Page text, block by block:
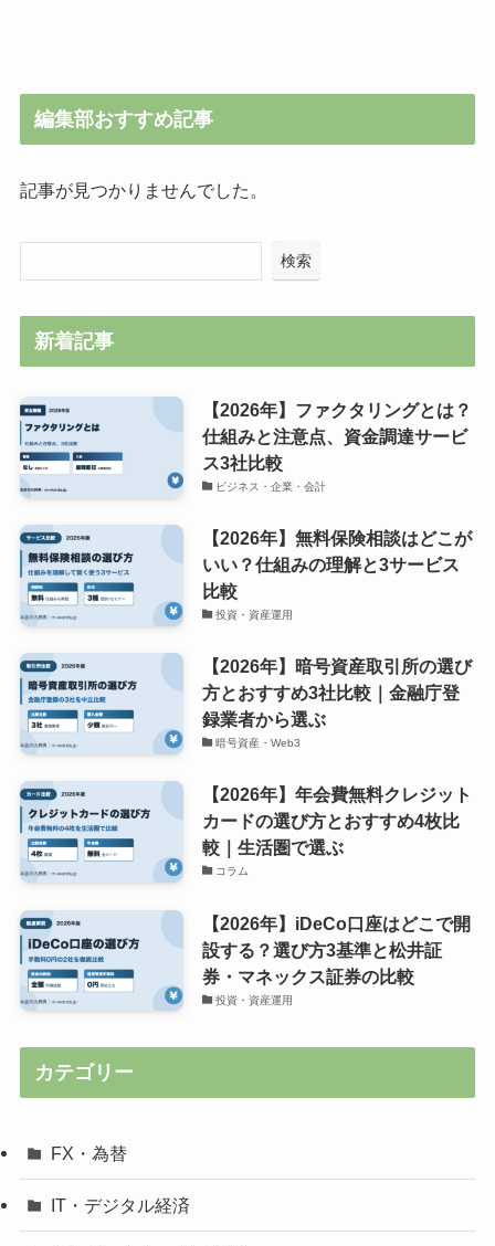
編集部おすすめ記事
記事が見つかりませんでした。
検索
新着記事
【2026年】ファクタリングとは？
仕組みと注意点、資金調達サービ
ス3社比較
ビジネス・企業・会計
【2026年】無料保険相談はどこが
いい？仕組みの理解と3サービス
比較
投資・資産運用
【2026年】暗号資産取引所の選び
方とおすすめ3社比較｜金融庁登
録業者から選ぶ
暗号資産・Web3
【2026年】年会費無料クレジット
カードの選び方とおすすめ4枚比
較｜生活圏で選ぶ
コラム
【2026年】iDeCo口座はどこで開
設する？選び方3基準と松井証
券・マネックス証券の比較
投資・資産運用
カテゴリー
FX・為替
IT・デジタル経済